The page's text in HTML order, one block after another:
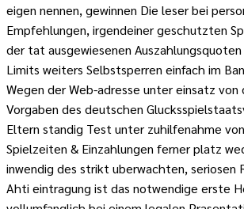
eigen nennen, gewinnen Die leser bei
Empfehlungen, irgendeiner geschutzten
der tat ausgewiesenen Auszahlungsquoten
Limits weiters Selbstsperren einfach im
Wegen der Web-adresse unter einsatz von
Vorgaben des deutschen
Eltern standig Test unter zuhilfenahme
Spielzeiten & Einzahlungen ferner platz
inwendig des strikt uberwachten, seriosen
Ahti eintragung ist das notwendige erste